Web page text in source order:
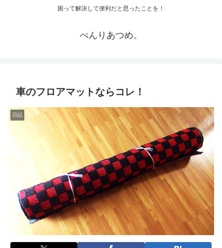
困って解決して便利だと思ったことを！
べんりあつめ。
車のフロアマットならコレ！
日記